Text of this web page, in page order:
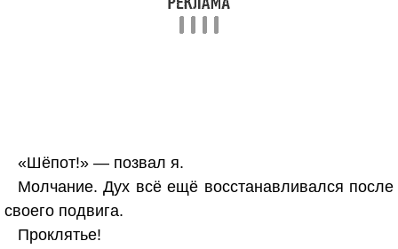
«Шёпот!» — позвал я.
Молчание. Дух всё ещё восстанавливался после
своего подвига.
Проклятье!